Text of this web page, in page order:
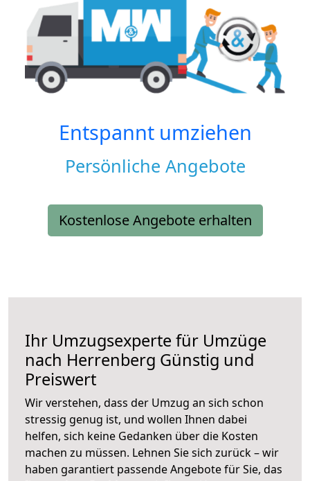
Entspannt umziehen
Persönliche Angebote
Kostenlose Angebote erhalten
Ihr Umzugsexperte für Umzüge
nach Herrenberg Günstig und
Preiswert
Wir verstehen, dass der Umzug an sich schon
stressig genug ist, und wollen Ihnen dabei
helfen, sich keine Gedanken über die Kosten
machen zu müssen. Lehnen Sie sich zurück – wir
haben garantiert passende Angebote für Sie, das